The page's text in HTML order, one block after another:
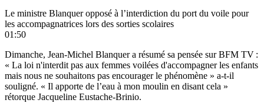
Le ministre Blanquer opposé à l’interdiction du port du voile pour
les accompagnatrices lors des sorties scolaires
01:50
Dimanche, Jean-Michel Blanquer a résumé sa pensée sur BFM TV :
« La loi n'interdit pas aux femmes voilées d'accompagner les enfants
mais nous ne souhaitons pas encourager le phénomène » a-t-il
souligné. « Il apporte de l’eau à mon moulin en disant cela »
rétorque Jacqueline Eustache-Brinio.